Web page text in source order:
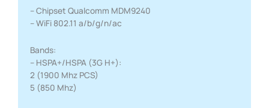
– Chipset Qualcomm MDM9240
– WiFi 802.11 a/b/g/n/ac
Bands:
– HSPA+/HSPA (3G H+):
2 (1900 Mhz PCS)
5 (850 Mhz)